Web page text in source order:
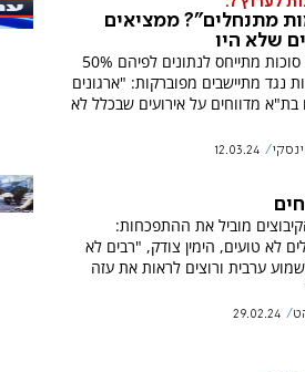
מתנחלים"? ממציאים
שלא היו
ח"כ צבי סוכות מתייחס לנתונים לפיהם 50%
נגד מתיישבים מפוברקות: "ארגונים
בת"א מדווחים על אירועים שבכלל לא
12.03.24
מוביל את ההתפכחות:
לא טועים, הימין צודק, "רבים לא
ערבית ורוצים לראות את עזה
29.02.24